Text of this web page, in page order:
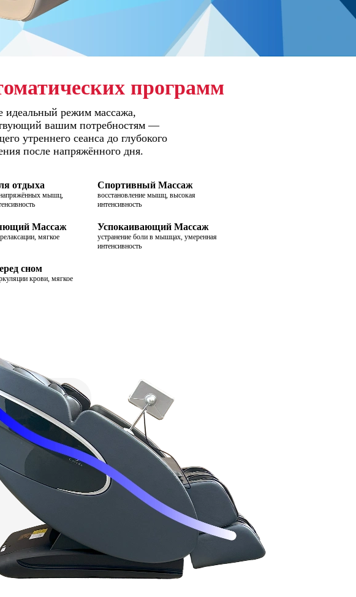
программ
идеальный режим массажа,
вашим потребностям —
утреннего сеанса до глубокого
после напряжённого дня.
отдыха
напряжённых мышц,
Спортивный Массаж
восстановление мышц, высокая
интенсивность
Массаж
мягкое
Успокаивающий Массаж
устранение боли в мышцах, умеренная
интенсивность
сном
крови, мягкое